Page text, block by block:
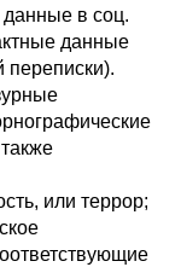
данные в соц.
данные
переписки).
или террор;